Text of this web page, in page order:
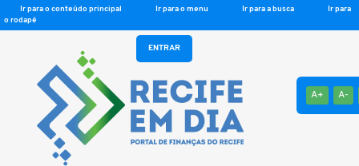
Ir para o conteúdo principal Ir para o menu Ir para a busca
Ir para
o rodapé
A+ A-
ENTRAR